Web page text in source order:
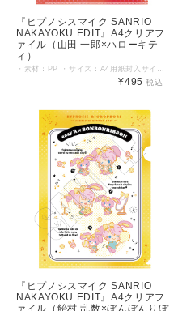
『ヒプノシスマイク SANRIO
NAKAYOKU EDIT』A4クリアフ
ァイル（山田 一郎×ハローキテ
ィ）
・素材：PP ・サイズ：A4用紙封入サイズ（片面：約219mm×310mm） ©KING RECORD ©'76, '79, '86, '88, '89, '90, '93, '96, '98, '01, '05, '12, '13, '19 SANRIO APPR. NO. S601899
¥495税込
『ヒプノシスマイク SANRIO
NAKAYOKU EDIT』A4クリアフ